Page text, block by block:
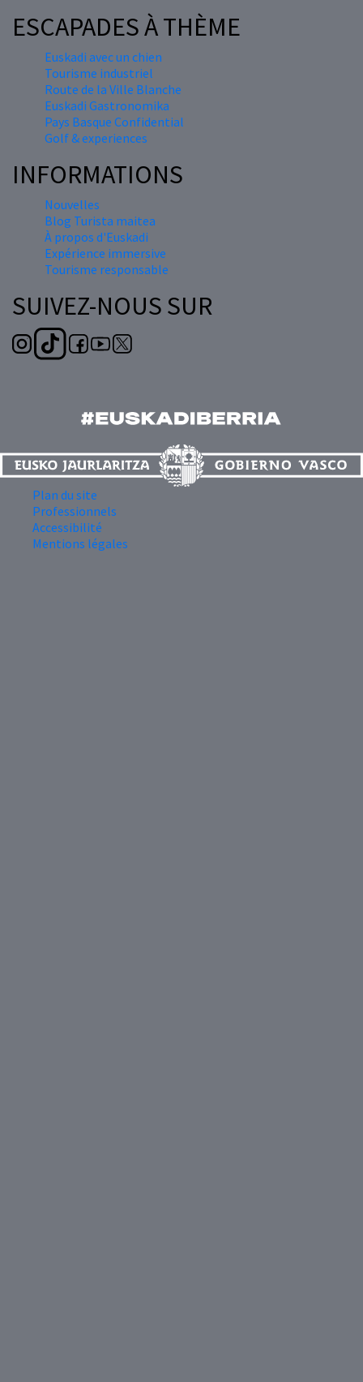
ESCAPADES À THÈME
Euskadi avec un chien
Tourisme industriel
Route de la Ville Blanche
Euskadi Gastronomika
Pays Basque Confidential
Golf & experiences
INFORMATIONS
Nouvelles
Blog Turista maitea
À propos d'Euskadi
Expérience immersive
Tourisme responsable
SUIVEZ-NOUS SUR
Plan du site
Professionnels
Accessibilité
Mentions légales